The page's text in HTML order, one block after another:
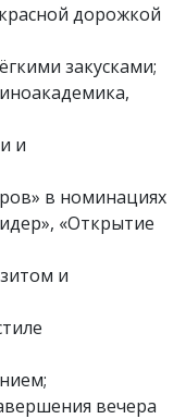
дорожкой
закусками;
и
в номинациях
«Открытие
и
вечера